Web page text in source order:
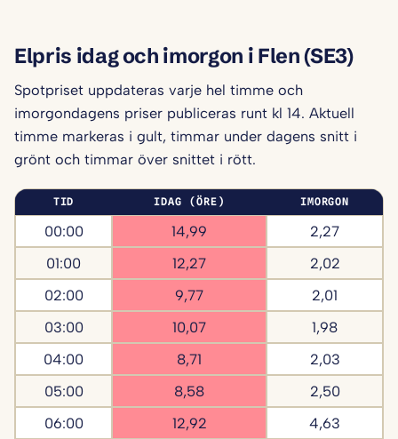
Elpris idag och imorgon i Flen (SE3)
Spotpriset uppdateras varje hel timme och
imorgondagens priser publiceras runt kl 14. Aktuell
timme markeras i gult, timmar under dagens snitt i
grönt och timmar över snittet i rött.
TID IDAG (ÖRE) IMORGON
00:00 14,99
2,27
01:00
12,27
2,02
02:00
9,77
2,01
03:00
10,07
1,98
04:00
8,71
2,03
05:00
8,58
2,50
06:00
12,92
4,63